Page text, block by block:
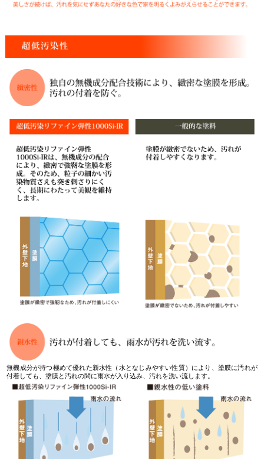
無機成分が持つ極めて優れた新水性（水となじみやすい性質）により、塗膜に汚れが
付着しても、塗膜と汚れの間に雨水が入り込み、汚れを洗い流します。